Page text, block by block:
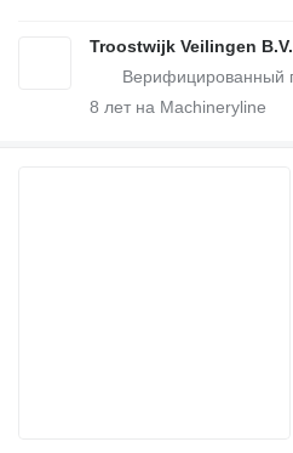
Troostwijk Veilingen B.V.
8 лет на Machineryline